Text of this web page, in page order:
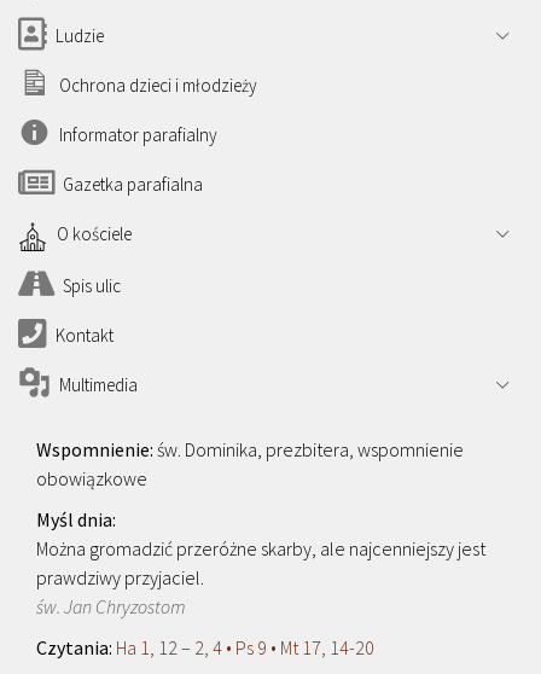
Ludzie
Ochrona dzieci i młodzieży
Informator parafialny
Gazetka parafialna
O kościele
Spis ulic
Kontakt
Multimedia
św. Dominika, prezbitera, wspomnienie
obowiązkowe
Można gromadzić przeróżne skarby, ale najcenniejszy jest
prawdziwy przyjaciel.
św. Jan Chryzostom
Ha 1, 12 – 2, 4 • Ps 9 • Mt 17, 14-20